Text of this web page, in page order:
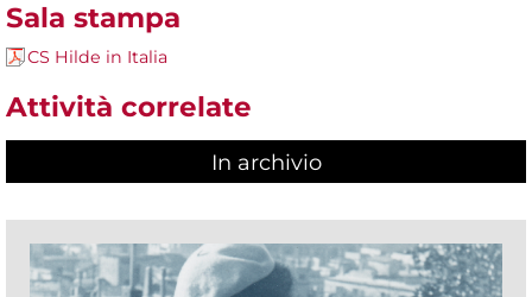
Sala stampa
CS Hilde in Italia
Attività correlate
In archivio